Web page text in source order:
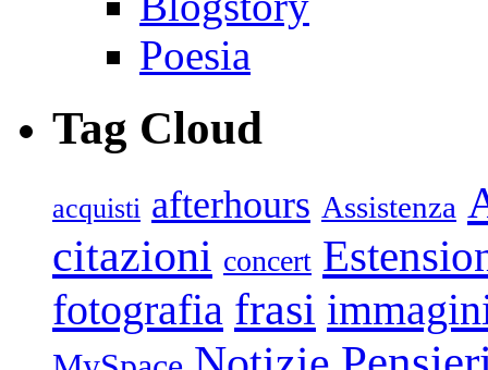
Poesia
Tag Cloud
acquisti afterhours Assistenza
citazioni concert
fotografia frasi